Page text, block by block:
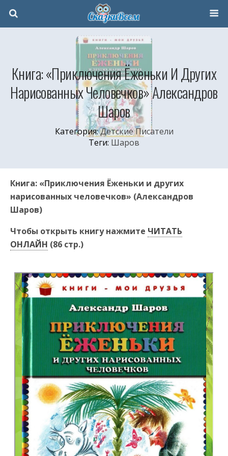
Книга: «Приключения Ёженьки И Других
Нарисованных Человечков» Александров
Шаров
Категория:Детские Писатели
Теги: Шаров
Книга: «Приключения Ёженьки и других
нарисованных человечков» (Александров
Шаров)
Чтобы открыть книгу нажмите ЧИТАТЬ
ОНЛАЙН (86 стр.)